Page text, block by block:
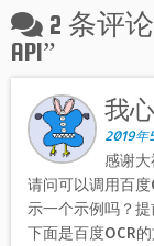
2 条评
API”
我
2019年
感谢大
请问可以调用百
示一个示例吗？提
下面是百度OCR